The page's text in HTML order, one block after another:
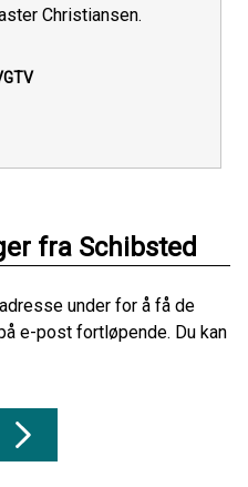
Christiansen.
fra Schibsted
under for å få de
e-post fortløpende. Du kan